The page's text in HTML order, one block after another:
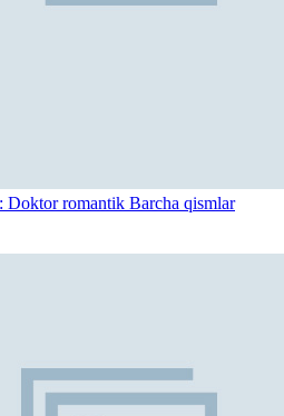
romantik Barcha qismlar